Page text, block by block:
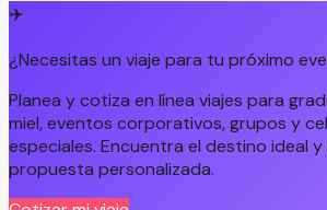
✈️
¿Necesitas un viaje para tu próximo
Planea y cotiza en línea viajes para
miel, eventos corporativos, grupos y
especiales. Encuentra el destino ideal
propuesta personalizada.